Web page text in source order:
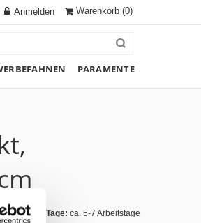
Warenkorb (0)
Anmelden
PARAMENTE
Lieferzeit Tage: ca. 5-7 Arbeitstage